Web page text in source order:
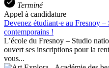
Terminé
Appel à candidature
Devenez étudiant·e au Fresnoy
contemporains !
L’école du Fresnoy – Studio
ouvert ses inscriptions pour la
vous...